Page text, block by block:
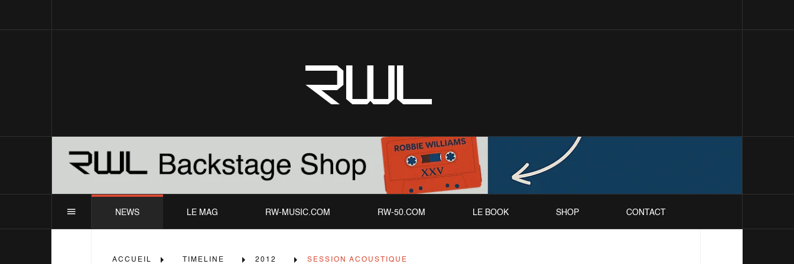
RWL
NEWS LE MAG RW-MUSIC.COM RW-50.COM LE BOOK SHOP CONTACT
ACCUEIL TIMELINE 2012 SESSION ACOUSTIQUE